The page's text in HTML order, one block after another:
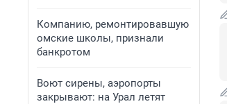
Компанию, ремонтировавшую
омские школы, признали
банкротом
Воют сирены, аэропорты
закрывают: на Урал летят